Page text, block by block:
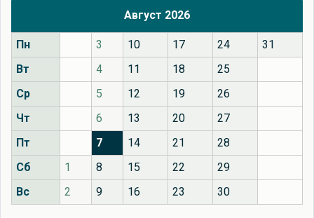
Август 2026
Пн 3 10 17 24
31
Вт
4 11 18
25
Ср
5 12 19
26
Чт
6 13 20
27
Пт
7 14 21
28
Сб
1 8 15 22
29
Вс
2 9 16 23 30